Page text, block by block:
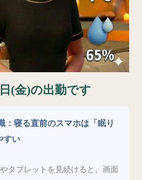
(金)の出勤です
：寝る直前のスマホは「眠り
すい
タブレットを見続けると、画面